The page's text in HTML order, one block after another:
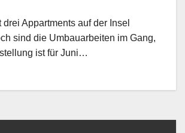
Appartments auf der Insel
sind die Umbauarbeiten im Gang,
ist für Juni…